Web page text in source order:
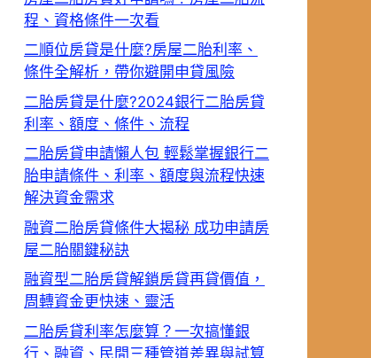
程、資格條件一次看
二順位房貸是什麼?房屋二胎利率、
條件全解析，帶你避開申貸風險
二胎房貸是什麼?2024銀行二胎房貸
利率、額度、條件、流程
二胎房貸申請懶人包 輕鬆掌握銀行二
胎申請條件、利率、額度與流程快速
解決資金需求
融資二胎房貸條件大揭秘 成功申請房
屋二胎關鍵秘訣
融資型二胎房貸解鎖房貸再貸價值，
周轉資金更快速、靈活
二胎房貸利率怎麼算？一次搞懂銀
行、融資、民間三種管道差異與試算